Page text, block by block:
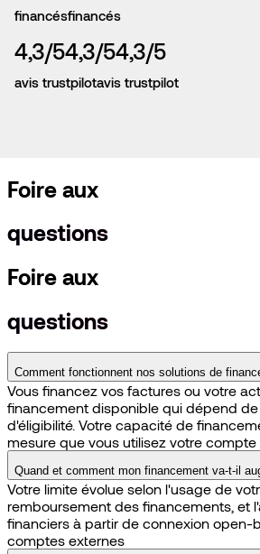
financésfinancés
4,3/54,3/54,3/5
avis trustpilotavis trustpilot
Foire aux
questions
Foire aux
questions
Comment fonctionnent nos solutions de
Vous financez vos factures ou votre
financement disponible qui dépend
d'éligibilité. Votre capacité de
mesure que vous utilisez votre compte
Quand et comment mon financement va-t-il
Votre limite évolue selon l'usage de
remboursement des financements, et
financiers à partir de connexion open-
comptes externes